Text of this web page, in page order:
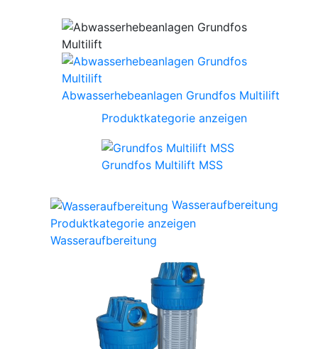
Abwasserhebeanlagen Grundfos Multilift
Produktkategorie anzeigen
Grundfos Multilift MSS
Wasseraufbereitung
Produktkategorie anzeigen
Wasseraufbereitung